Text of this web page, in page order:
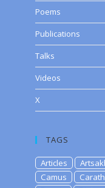
Poems
Publications
Talks
Videos
X
TAGS
Articles
Camus